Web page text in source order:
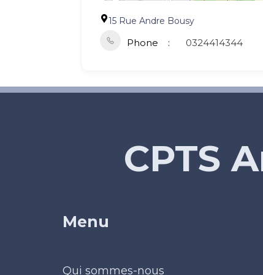
15 Rue Andre Bousy
Phone 0324414344
CPTS
Menu
Qui sommes-nous